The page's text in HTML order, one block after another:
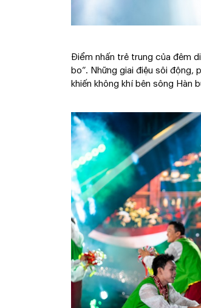
Điểm nhấn trẻ trung của đêm
bo”. Những giai điệu sôi động,
khiến không khí bên sông Hàn